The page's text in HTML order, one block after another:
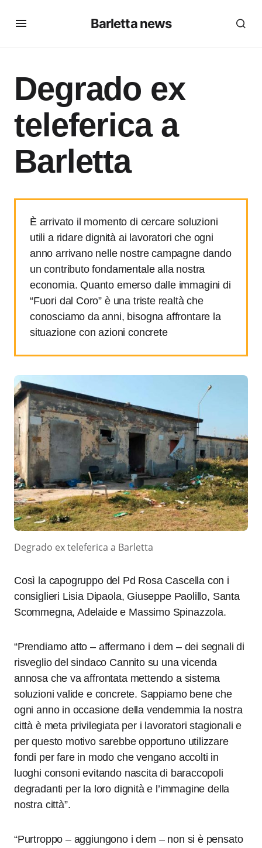
Barletta news
Degrado ex
teleferica a
Barletta
È arrivato il momento di cercare soluzioni
utili a ridare dignità ai lavoratori che ogni
anno arrivano nelle nostre campagne dando
un contributo fondamentale alla nostra
economia. Quanto emerso dalle immagini di
“Fuori dal Coro” è una triste realtà che
conosciamo da anni, bisogna affrontare la
situazione con azioni concrete
Degrado ex teleferica a Barletta
Così la capogruppo del Pd Rosa Cascella con i
consiglieri Lisia Dipaola, Giuseppe Paolillo, Santa
Scommegna, Adelaide e Massimo Spinazzola.
“Prendiamo atto – affermano i dem – dei segnali di
risveglio del sindaco Cannito su una vicenda
annosa che va affrontata mettendo a sistema
soluzioni valide e concrete. Sappiamo bene che
ogni anno in occasione della vendemmia la nostra
città è meta privilegiata per i lavoratori stagionali e
per questo motivo sarebbe opportuno utilizzare
fondi per fare in modo che vengano accolti in
luoghi consoni evitando nascita di baraccopoli
degradanti per la loro dignità e l’immagine della
nostra città”.
“Purtroppo – aggiungono i dem – non si è pensato